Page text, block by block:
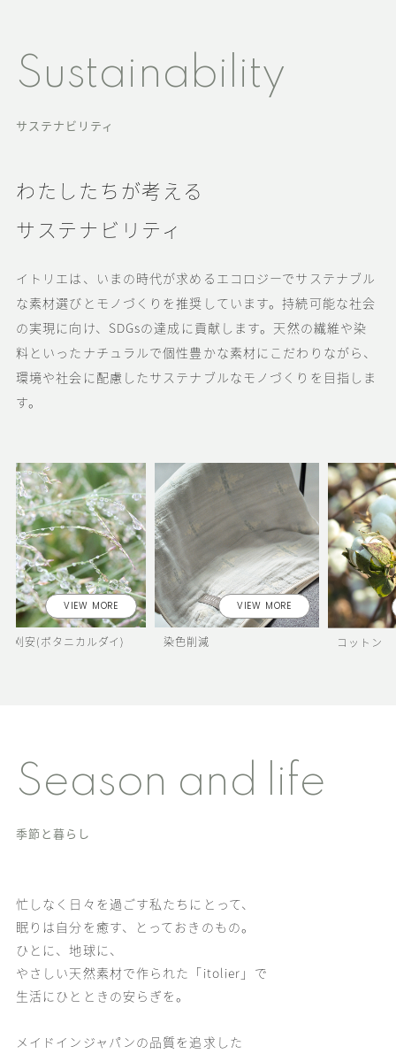
Sustainability
サステナビリティ
わたしたちが考える
サステナビリティ
イトリエは、いまの時代が求めるエコロジーでサステナブル
な素材選びとモノづくりを推奨しています。持続可能な社会
の実現に向け、SDGsの達成に貢献します。 天然の繊維や染
料といったナチュラルで個性豊かな素材にこだわりながら、
環境や社会に配慮したサステナブルなモノづくりを目指しま
す。
VIEW MORE
削減
VIEW MORE
コットン 麻
Season and life
季節と暮らし
忙しなく日々を過ごす私たちにとって、
眠りは自分を癒す、とっておきのもの。
ひとに、地球に、
やさしい天然素材で作られた「itolier」で
生活にひとときの安らぎを。
メイドインジャパンの品質を追求した